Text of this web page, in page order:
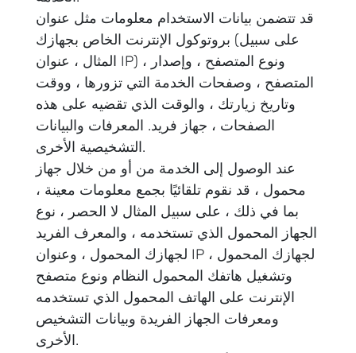
قد تتضمن بيانات الاستخدام معلومات مثل عنوان
بروتوكول الإنترنت الخاص بجهازك (على سبيل
المثال ، عنوان IP) ، ونوع المتصفح ، وإصدار
المتصفح ، وصفحات الخدمة التي تزورها ، ووقت
وتاريخ زيارتك ، والوقت الذي تقضيه على هذه
الصفحات ، جهاز فريد. المعرفات والبيانات
التشخيصية الأخرى.
عند الوصول إلى الخدمة من أو من خلال جهاز
محمول ، قد نقوم تلقائيًا بجمع معلومات معينة ،
بما في ذلك ، على سبيل المثال لا الحصر ، نوع
الجهاز المحمول الذي تستخدمه ، والمعرف الفريد
لجهازك المحمول ، وعنوان IP لجهازك المحمول ،
وتشغيل هاتفك المحمول النظام ونوع متصفح
الإنترنت على الهاتف المحمول الذي تستخدمه
ومعرفات الجهاز الفريدة وبيانات التشخيص
الأخرى.